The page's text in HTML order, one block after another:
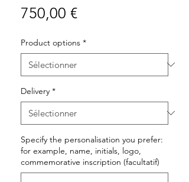
750,00 €Prix
Product options *
Delivery *
Specify the personalisation you prefer:
for example, name, initials, logo,
commemorative inscription (facultatif)